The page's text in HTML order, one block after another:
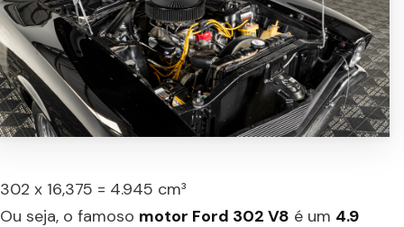
302 x 16,375 = 4.945 cm³
Ou seja, o famoso motor Ford 302 V8 é um 4.9